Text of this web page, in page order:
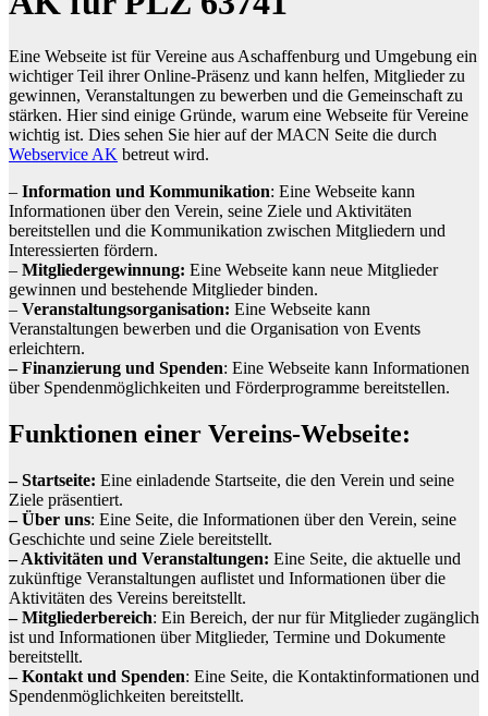
Eine Webseite ist für Vereine aus Aschaffenburg und Umgebung ein
wichtiger Teil ihrer Online-Präsenz und kann helfen, Mitglieder zu
gewinnen, Veranstaltungen zu bewerben und die Gemeinschaft zu
stärken. Hier sind einige Gründe, warum eine Webseite für Vereine
wichtig ist. Dies sehen Sie hier auf der MACN Seite die durch
Webservice AK betreut wird.
– Information und Kommunikation: Eine Webseite kann
Informationen über den Verein, seine Ziele und Aktivitäten
bereitstellen und die Kommunikation zwischen Mitgliedern und
Interessierten fördern.
– Mitgliedergewinnung: Eine Webseite kann neue Mitglieder
gewinnen und bestehende Mitglieder binden.
– Veranstaltungsorganisation: Eine Webseite kann
Veranstaltungen bewerben und die Organisation von Events
erleichtern.
– Finanzierung und Spenden: Eine Webseite kann Informationen
über Spendenmöglichkeiten und Förderprogramme bereitstellen.
Funktionen einer Vereins-Webseite:
– Startseite: Eine einladende Startseite, die den Verein und seine
Ziele präsentiert.
– Über uns: Eine Seite, die Informationen über den Verein, seine
Geschichte und seine Ziele bereitstellt.
– Aktivitäten und Veranstaltungen: Eine Seite, die aktuelle und
zukünftige Veranstaltungen auflistet und Informationen über die
Aktivitäten des Vereins bereitstellt.
– Mitgliederbereich: Ein Bereich, der nur für Mitglieder zugänglich
ist und Informationen über Mitglieder, Termine und Dokumente
bereitstellt.
– Kontakt und Spenden: Eine Seite, die Kontaktinformationen und
Spendenmöglichkeiten bereitstellt.